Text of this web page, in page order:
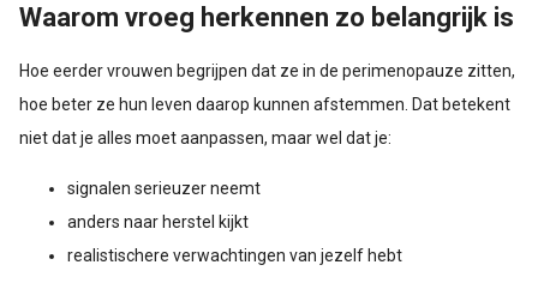
Waarom vroeg herkennen zo belangrijk is
Hoe eerder vrouwen begrijpen dat ze in de perimenopauze zitten,
hoe beter ze hun leven daarop kunnen afstemmen. Dat betekent
niet dat je alles moet aanpassen, maar wel dat je:
signalen serieuzer neemt
anders naar herstel kijkt
realistischere verwachtingen van jezelf hebt